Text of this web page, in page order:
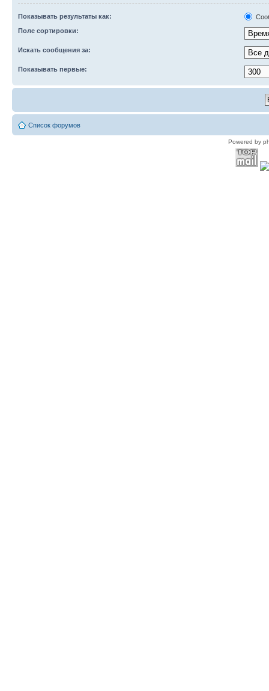
Показывать результаты как:
Поле сортировки:
Искать сообщения за:
Показывать первые:
Список форумов
Powered by